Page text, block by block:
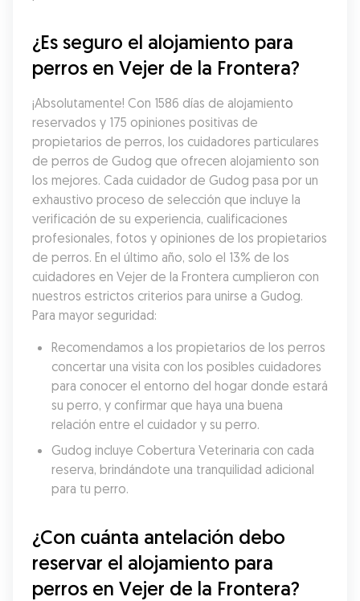
¿Es seguro el alojamiento para
perros en Vejer de la Frontera?
¡Absolutamente! Con 1586 días de alojamiento
reservados y 175 opiniones positivas de
propietarios de perros, los cuidadores particulares
de perros de Gudog que ofrecen alojamiento son
los mejores. Cada cuidador de Gudog pasa por un
exhaustivo proceso de selección que incluye la
verificación de su experiencia, cualificaciones
profesionales, fotos y opiniones de los propietarios
de perros. En el último año, solo el 13% de los
cuidadores en Vejer de la Frontera cumplieron con
nuestros estrictos criterios para unirse a Gudog.
Para mayor seguridad:
Recomendamos a los propietarios de los perros
concertar una visita con los posibles cuidadores
para conocer el entorno del hogar donde estará
su perro, y confirmar que haya una buena
relación entre el cuidador y su perro.
Gudog incluye Cobertura Veterinaria con cada
reserva, brindándote una tranquilidad adicional
para tu perro.
¿Con cuánta antelación debo
reservar el alojamiento para
perros en Vejer de la Frontera?